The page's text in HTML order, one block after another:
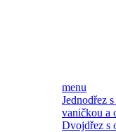
menu
Jednodřez
vaničkou a
Dvojdřez s